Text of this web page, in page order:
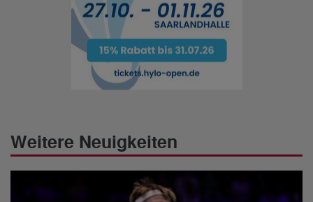
Weitere Neuigkeiten